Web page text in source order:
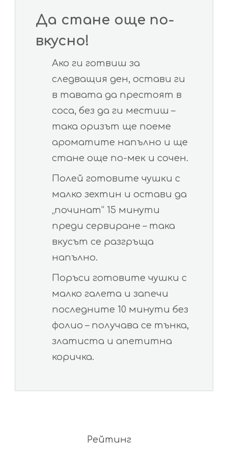
Да стане още по-
вкусно!
Ако ги готвиш за
следващия ден, остави ги
в тавата да престоят в
соса, без да ги местиш –
така оризът ще поеме
ароматите напълно и ще
стане още по-мек и сочен.
Полей готовите чушки с
малко зехтин и остави да
„починат“ 15 минути
преди сервиране – така
вкусът се разгръща
напълно.
Поръси готовите чушки с
малко галета и запечи
последните 10 минути без
фолио – получава се тънка,
златиста и апетитна
коричка.
Рейтинг